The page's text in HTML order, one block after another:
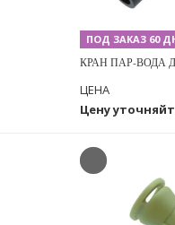
ПОД ЗАКАЗ 60
КРАН ПАР-ВОДА
Цену
ЦЕНА